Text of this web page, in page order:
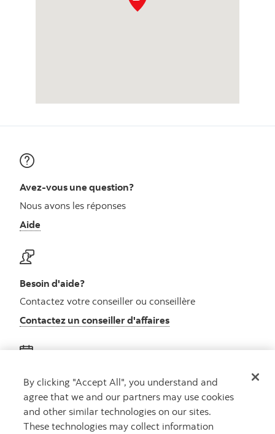
Avez-vous une question?
Nous avons les réponses
Aide
Besoin d'aide?
Contactez votre conseiller ou conseillère
Contactez un conseiller d'affaires
Obtenez des conseils
Rencontrez un conseiller
Prenez rendez-vous
By clicking "Accept All", you understand and
agree that we and our partners may use cookies
and other similar technologies on our sites.
These technologies may collect information